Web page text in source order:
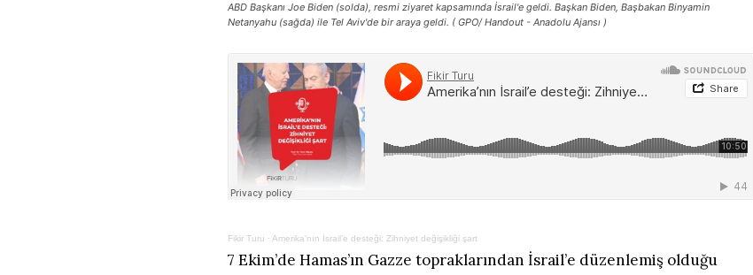
ABD Başkanı Joe Biden (solda), resmi ziyaret kapsamında İsrail'e geldi. Başkan Biden, Başbakan Binyamin
Netanyahu (sağda) ile Tel Aviv'de bir araya geldi. ( GPO/ Handout - Anadolu Ajansı )
Fikir Turu · Amerika’nın İsrail’e desteği: Zihniyet değişikliği şart
7 Ekim’de Hamas’ın Gazze topraklarından İsrail’e düzenlemiş olduğu